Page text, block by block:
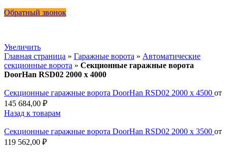
Обратный звонок
Увеличить
Главная страница » Гаражные ворота » Автоматические
секционные ворота » Секционные гаражные ворота
DoorHan RSD02 2000 х 4000
Секционные гаражные ворота DoorHan RSD02 2000 х 4500 от
145 684,00 ₽
Назад к товарам
Секционные гаражные ворота DoorHan RSD02 2000 х 3500 от
119 562,00 ₽